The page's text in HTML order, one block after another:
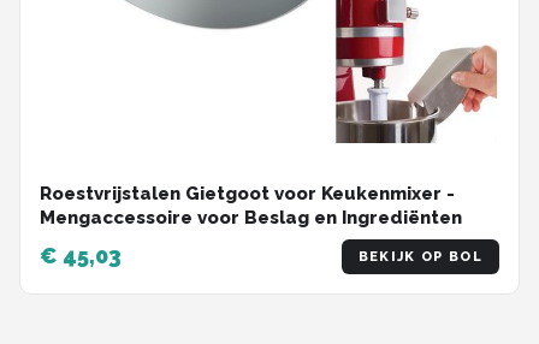
Roestvrijstalen Gietgoot voor Keukenmixer -
Mengaccessoire voor Beslag en Ingrediënten
€ 45,03 BEKIJK OP BOL